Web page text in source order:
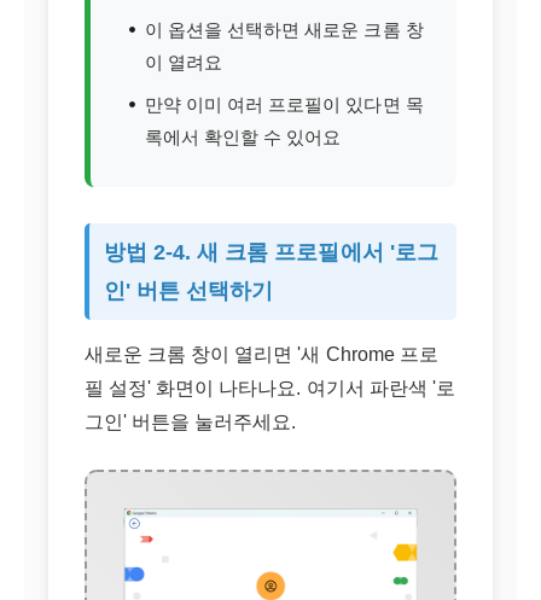
이 옵션을 선택하면 새로운 크롬 창
이 열려요
만약 이미 여러 프로필이 있다면 목
록에서 확인할 수 있어요
방법 2-4. 새 크롬 프로필에서 '로그
인' 버튼 선택하기
새로운 크롬 창이 열리면 '새 Chrome 프로
필 설정' 화면이 나타나요. 여기서 파란색 '로
그인' 버튼을 눌러주세요.